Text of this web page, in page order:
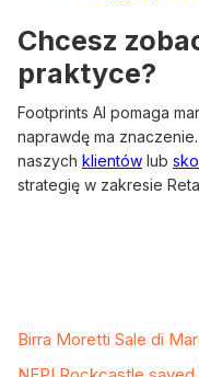
Chcesz
praktyce?
Footprints AI pomaga
naprawdę ma
naszych klientów lub
strategię w zakresie
Birra Moretti Sale di